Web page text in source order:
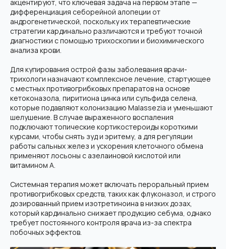
акцентируют, что ключевая задача на первом этапе —
дифференциация себорейной алопеции от
андрогенетической, поскольку их терапевтические
стратегии кардинально различаются и требуют точной
диагностики с помощью трихоскопии и биохимического
анализа крови.
Для купирования острой фазы заболевания врачи-
трихологи назначают комплексное лечение, стартующее
с местных противогрибковых препаратов на основе
кетоконазола, пиритиона цинка или сульфида селена,
которые подавляют колонизацию Malassezia и уменьшают
шелушение. В случае выраженного воспаления
подключают топические кортикостероиды короткими
курсами, чтобы снять зуд и эритему, а для регуляции
работы сальных желез и ускорения клеточного обмена
применяют лосьоны с азелаиновой кислотой или
витамином А.
Системная терапия может включать пероральный прием
противогрибковых средств, таких как флуконазол, и строго
дозированный прием изотретиноина в низких дозах,
который кардинально снижает продукцию себума, однако
требует постоянного контроля врача из-за спектра
побочных эффектов.